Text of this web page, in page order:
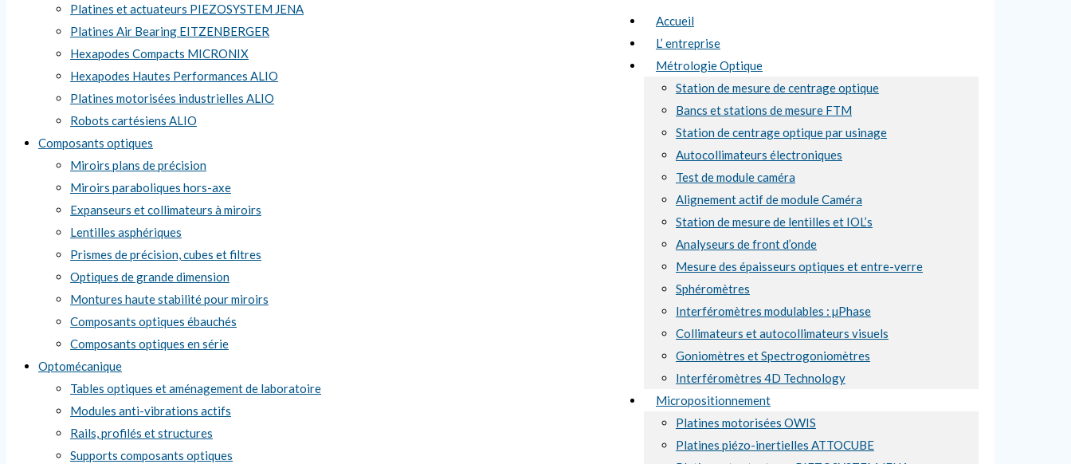
Accueil
L’ entreprise
Métrologie Optique
Station de mesure de centrage optique
Bancs et stations de mesure FTM
Station de centrage optique par usinage
Autocollimateurs électroniques
Test de module caméra
Alignement actif de module Caméra
Station de mesure de lentilles et IOL’s
Analyseurs de front d’onde
Mesure des épaisseurs optiques et entre-verre
Sphéromètres
Interféromètres modulables : µPhase
Collimateurs et autocollimateurs visuels
Goniomètres et Spectrogoniomètres
Interféromètres 4D Technology
Micropositionnement
Platines motorisées OWIS
Platines piézo-inertielles ATTOCUBE
Platines et actuateurs PIEZOSYSTEM JENA
Platines Air Bearing EITZENBERGER
Hexapodes Compacts MICRONIX
Hexapodes Hautes Performances ALIO
Platines motorisées industrielles ALIO
Robots cartésiens ALIO
Composants optiques
Miroirs plans de précision
Miroirs paraboliques hors-axe
Expanseurs et collimateurs à miroirs
Lentilles asphériques
Prismes de précision, cubes et filtres
Optiques de grande dimension
Montures haute stabilité pour miroirs
Composants optiques ébauchés
Composants optiques en série
Optomécanique
Tables optiques et aménagement de laboratoire
Modules anti-vibrations actifs
Rails, profilés et structures
Supports composants optiques